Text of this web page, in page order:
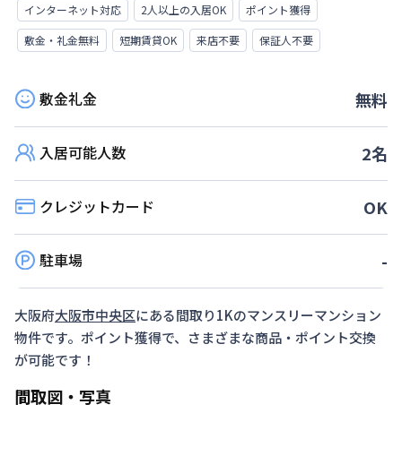
インターネット対応 2人以上の入居OK
ポイント獲得
敷金・礼金無料
短期賃貸OK 来店不要 保証人不要
敷金礼金 無料
入居可能人数 2名
クレジットカード OK
駐車場 -
大阪府大阪市中央区にある間取り1Kのマンスリーマンション
物件です。ポイント獲得で、さまざまな商品・ポイント交換
が可能です！
間取図・写真